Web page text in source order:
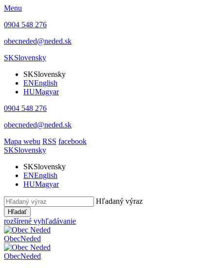
Menu
0904 548 276
obecneded@neded.sk
SKSlovensky
SKSlovensky
ENEnglish
HUMagyar
0904 548 276
obecneded@neded.sk
Mapa webu RSS facebook
SKSlovensky
SKSlovensky
ENEnglish
HUMagyar
Hľadaný výraz
Hľadať
rozšírené vyhľadávanie
ObecNeded
ObecNeded